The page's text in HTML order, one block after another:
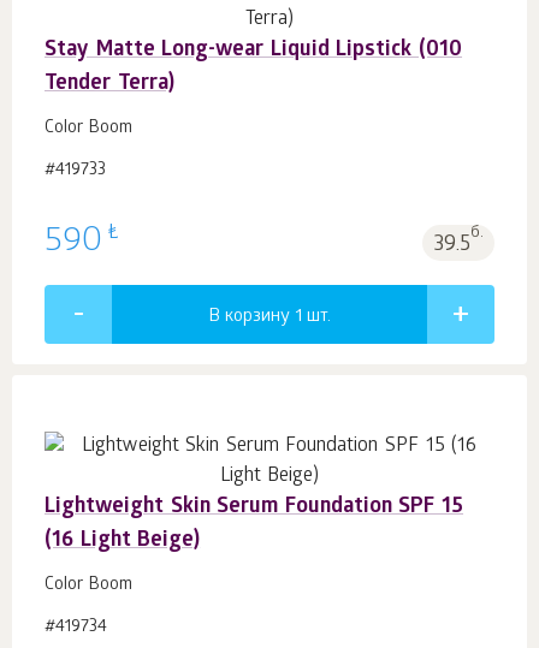
Stay Matte Long-wear Liquid Lipstick (010
Tender Terra)
Color Boom
#419733
590 ₺ 39.5б.
В корзину 1 шт.
Lightweight Skin Serum Foundation SPF 15
(16 Light Beige)
Color Boom
#419734